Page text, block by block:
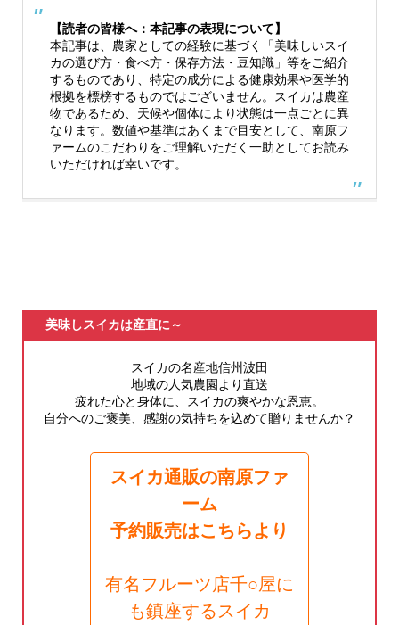
【読者の皆様へ：本記事の表現について】
本記事は、農家としての経験に基づく「美味しいスイ
カの選び方・食べ方・保存方法・豆知識」等をご紹介
するものであり、特定の成分による健康効果や医学的
根拠を標榜するものではございません。スイカは農産
物であるため、天候や個体により状態は一点ごとに異
なります。数値や基準はあくまで目安として、南原フ
ァームのこだわりをご理解いただく一助としてお読み
いただければ幸いです。
美味しスイカは産直に～
スイカの名産地信州波田
地域の人気農園より直送
疲れた心と身体に、スイカの爽やかな恩恵。
自分へのご褒美、感謝の気持ちを込めて贈りませんか？
スイカ通販の南原ファ
ーム
予約販売はこちらより
有名フルーツ店千○屋に
も鎮座するスイカ